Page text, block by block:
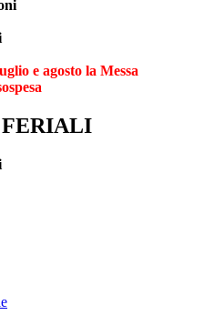
e agosto la Messa
FERIALI